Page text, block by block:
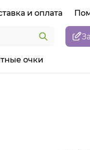
и оплата
очки